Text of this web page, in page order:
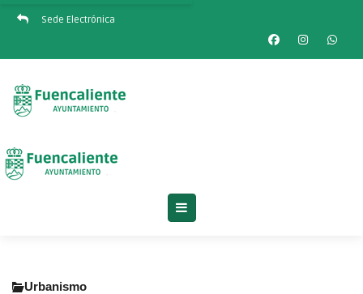
Sede Electrónica
Urbanismo